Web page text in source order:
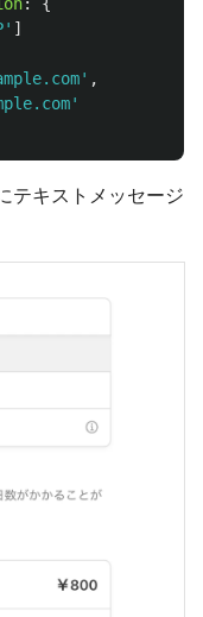
:
{
' ]
' ,
'
テキストメッセージ